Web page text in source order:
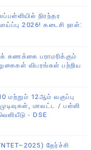
நிரந்தர
2026! கடைசி நாள்:
கணக்கை பராமரிக்கும்
விபரங்கள் பற்றிய
மற்றும் 12ஆம் வகுப்பு
மாவட்ட / பள்ளி
- DSE
தேர்ச்சி